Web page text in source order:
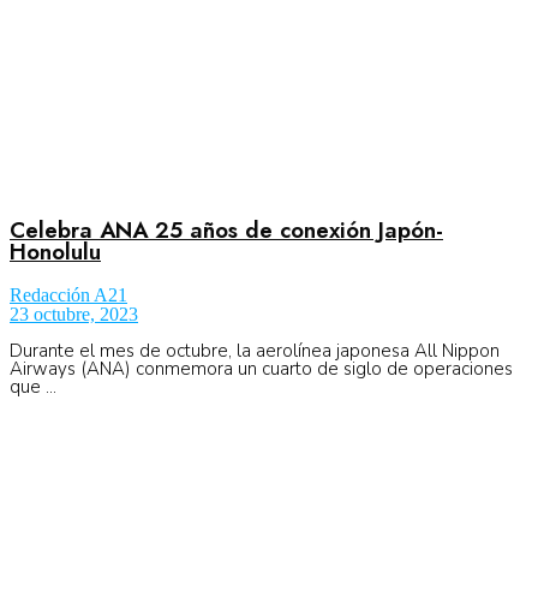
Celebra ANA 25 años de conexión Japón-
Honolulu
Redacción A21
23 octubre, 2023
Durante el mes de octubre, la aerolínea japonesa All Nippon
Airways (ANA) conmemora un cuarto de siglo de operaciones
que ...